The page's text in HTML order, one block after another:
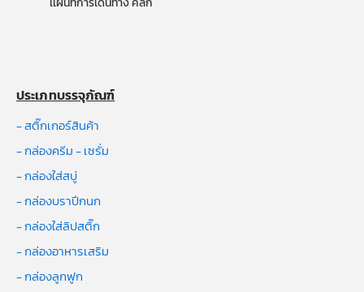
ประเภทบรรจุภัณฑ์
- สติ๊กเกอร์สินค้า
- กล่องครีม - เซรั่ม
- กล่องใส่สบู่
- กล่องบราปีกนก
- กล่องใส่ลิปสติ๊ก
- กล่องอาหารเสริม
- กล่องลูกฟูก